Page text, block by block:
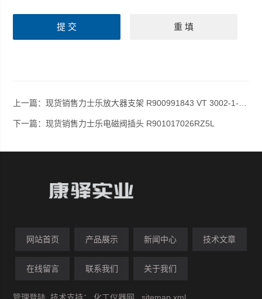
上一篇：现货销售力士乐放大器支架 R900991843 VT 3002-1-2X/64G
下一篇：现货销售力士乐电磁阀插头 R901017026RZ5L
网站首页 产品展示 新闻中心 技术文章
在线留言 联系我们 关于我们
管理登陆 技术支持：化工仪器网 sitemap.xml